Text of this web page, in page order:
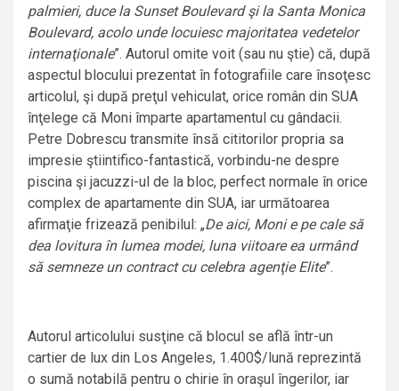
palmieri, duce la Sunset Boulevard şi la Santa Monica
Boulevard, acolo unde locuiesc majoritatea vedetelor
internaţionale”. Autorul omite voit (sau nu ştie) că, după
aspectul blocului prezentat în fotografiile care însoţesc
articolul, şi după preţul vehiculat, orice român din SUA
înţelege că Moni împarte apartamentul cu gândacii.
Petre Dobrescu transmite însă cititorilor propria sa
impresie ştiintifico-fantastică, vorbindu-ne despre
piscina şi jacuzzi-ul de la bloc, perfect normale în orice
complex de apartamente din SUA, iar următoarea
afirmaţie frizează penibilul: „De aici, Moni e pe cale să
dea lovitura în lumea modei, luna viitoare ea urmând
să semneze un contract cu celebra agenţie Elite”.
Autorul articolului susţine că blocul se află într-un
cartier de lux din Los Angeles, 1.400$/lună reprezintă
o sumă notabilă pentru o chirie în oraşul îngerilor, iar